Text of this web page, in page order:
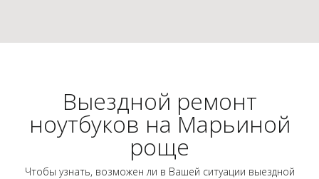
Выездной ремонт
ноутбуков на Марьиной
роще
Чтобы узнать, возможен ли в Вашей ситуации выездной